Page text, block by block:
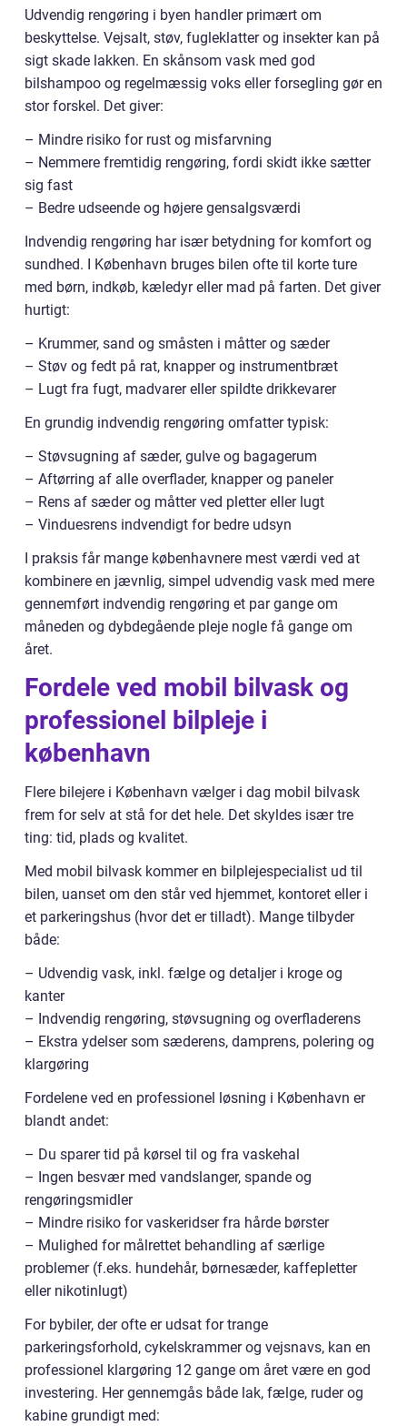
Udvendig rengøring i byen handler primært om
beskyttelse. Vejsalt, støv, fugleklatter og insekter kan på
sigt skade lakken. En skånsom vask med god
bilshampoo og regelmæssig voks eller forsegling gør en
stor forskel. Det giver:
– Mindre risiko for rust og misfarvning
– Nemmere fremtidig rengøring, fordi skidt ikke sætter
sig fast
– Bedre udseende og højere gensalgsværdi
Indvendig rengøring har især betydning for komfort og
sundhed. I København bruges bilen ofte til korte ture
med børn, indkøb, kæledyr eller mad på farten. Det giver
hurtigt:
– Krummer, sand og småsten i måtter og sæder
– Støv og fedt på rat, knapper og instrumentbræt
– Lugt fra fugt, madvarer eller spildte drikkevarer
En grundig indvendig rengøring omfatter typisk:
– Støvsugning af sæder, gulve og bagagerum
– Aftørring af alle overflader, knapper og paneler
– Rens af sæder og måtter ved pletter eller lugt
– Vinduesrens indvendigt for bedre udsyn
I praksis får mange københavnere mest værdi ved at
kombinere en jævnlig, simpel udvendig vask med mere
gennemført indvendig rengøring et par gange om
måneden og dybdegående pleje nogle få gange om
året.
Fordele ved mobil bilvask og
professionel bilpleje i
københavn
Flere bilejere i København vælger i dag mobil bilvask
frem for selv at stå for det hele. Det skyldes især tre
ting: tid, plads og kvalitet.
Med mobil bilvask kommer en bilplejespecialist ud til
bilen, uanset om den står ved hjemmet, kontoret eller i
et parkeringshus (hvor det er tilladt). Mange tilbyder
både:
– Udvendig vask, inkl. fælge og detaljer i kroge og
kanter
– Indvendig rengøring, støvsugning og overfladerens
– Ekstra ydelser som sæderens, damprens, polering og
klargøring
Fordelene ved en professionel løsning i København er
blandt andet:
– Du sparer tid på kørsel til og fra vaskehal
– Ingen besvær med vandslanger, spande og
rengøringsmidler
– Mindre risiko for vaskeridser fra hårde børster
– Mulighed for målrettet behandling af særlige
problemer (f.eks. hundehår, børnesæder, kaffepletter
eller nikotinlugt)
For bybiler, der ofte er udsat for trange
parkeringsforhold, cykelskrammer og vejsnavs, kan en
professionel klargøring 12 gange om året være en god
investering. Her gennemgås både lak, fælge, ruder og
kabine grundigt med: